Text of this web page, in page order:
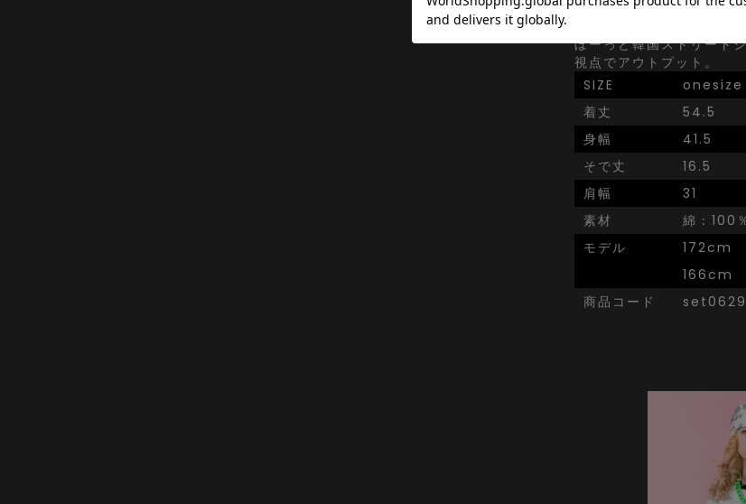
ぼーっと韓国ストリート
視点でアウトプット。
SIZE
onesize
着丈
54.5
身幅
41.5
そで丈
16.5
肩幅
31
素材
綿：100
モデル
172cm
166cm
商品コード
set0629